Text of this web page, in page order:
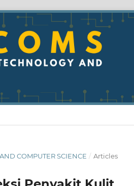
COMPUTER SCIENCE / Articles